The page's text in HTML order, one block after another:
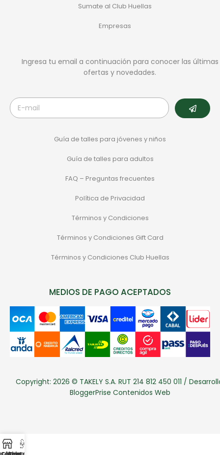
Sumate al Club Huellas
Empresas
Ingresa tu email a continuación para conocer las últimas
ofertas y novedades.
Guía de talles para jóvenes y niños
Guía de talles para adultos
FAQ – Preguntas frecuentes
Política de Privacidad
Términos y Condiciones
Términos y Condiciones Gift Card
Términos y Condiciones Club Huellas
MEDIOS DE PAGO ACEPTADOS
Copyright: 2026 © TAKELY S.A. RUT 214 812 450 011 /
BloggerPrise Contenidos Web